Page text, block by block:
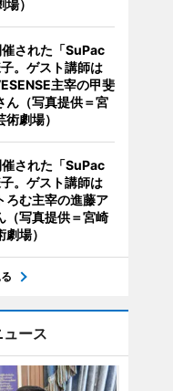
）
された「SuPac
。ゲスト講師は
主宰の甲斐
ん（写真提供＝宮
劇場）
された「SuPac
。ゲスト講師は
ろむ主宰の進藤ア
（写真提供＝宮崎
場）
ース